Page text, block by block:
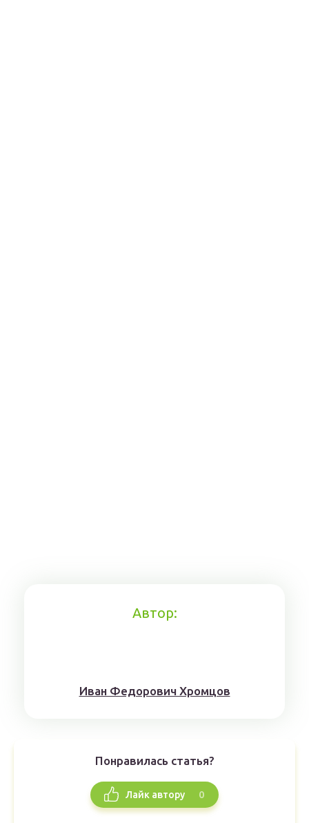
Автор:
Иван Федорович Хромцов
Понравилась статья?
Лайк автору 0